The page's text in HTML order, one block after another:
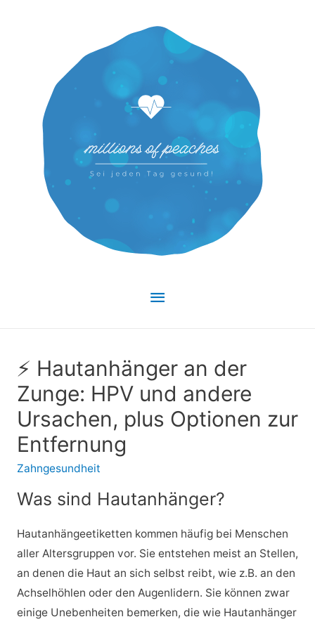
Hauptmenü
⚡ Hautanhänger an der
Zunge: HPV und andere
Ursachen, plus Optionen zur
Entfernung
Zahngesundheit
Was sind Hautanhänger?
Hautanhängeetiketten kommen häufig bei Menschen
aller Altersgruppen vor. Sie entstehen meist an Stellen,
an denen die Haut an sich selbst reibt, wie z.B. an den
Achselhöhlen oder den Augenlidern. Sie können zwar
einige Unebenheiten bemerken, die wie Hautanhänger